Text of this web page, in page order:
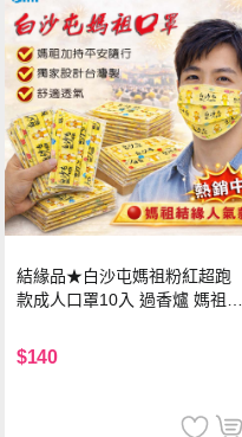
結緣品★白沙屯媽祖粉紅超跑
款成人口罩10入 過香爐 媽祖加
$140